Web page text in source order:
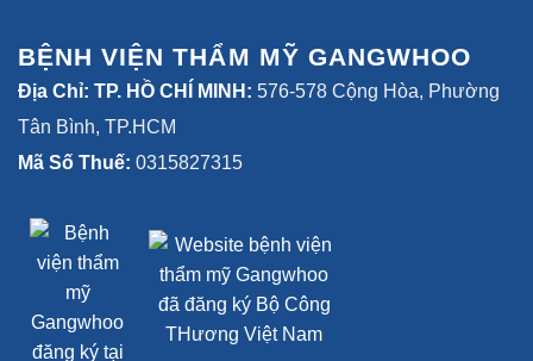
BỆNH VIỆN THẨM MỸ GANGWHOO
Địa Chỉ: TP. HỒ CHÍ MINH: 576-578 Cộng Hòa, Phường
Tân Bình, TP.HCM
Mã Số Thuế: 0315827315